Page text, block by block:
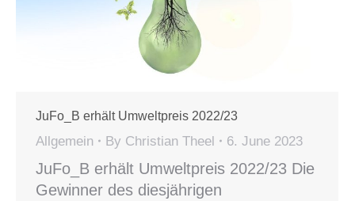
JuFo_B erhält Umweltpreis 2022/23
Allgemein By Christian Theel 6. June 2023
JuFo_B erhält Umweltpreis 2022/23 Die
Gewinner des diesjährigen